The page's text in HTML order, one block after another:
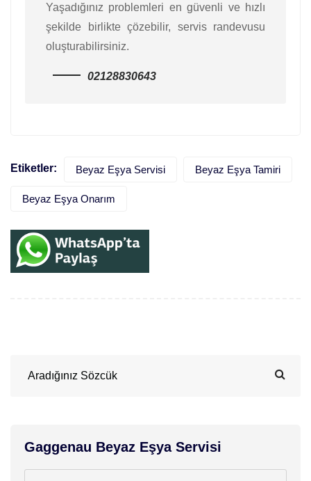
Yaşadığınız problemleri en güvenli ve hızlı
şekilde birlikte çözebilir, servis randevusu
oluşturabilirsiniz.
02128830643
Etiketler: Beyaz Eşya Servisi Beyaz Eşya Tamiri
Beyaz Eşya Onarım
Gaggenau Beyaz Eşya Servisi